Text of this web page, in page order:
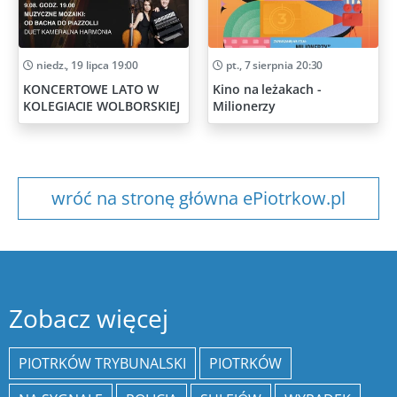
niedz., 19 lipca 19:00
KONCERTOWE LATO W
KOLEGIACIE WOLBORSKIEJ
pt., 7 sierpnia 20:30
Kino na leżakach -
Milionerzy
wróć na stronę główna ePiotrkow.pl
Zobacz więcej
PIOTRKÓW TRYBUNALSKI
PIOTRKÓW